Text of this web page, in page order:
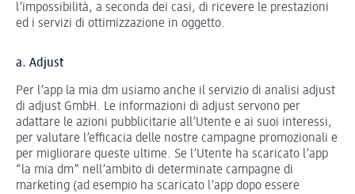
l’impossibilità, a seconda dei casi, di ricevere le prestazioni
ed i servizi di ottimizzazione in oggetto.
a. Adjust
Per l’app la mia dm usiamo anche il servizio di analisi adjust
di adjust GmbH. Le informazioni di adjust servono per
adattare le azioni pubblicitarie all’Utente e ai suoi interessi,
per valutare l’efficacia delle nostre campagne promozionali e
per migliorare queste ultime. Se l’Utente ha scaricato l’app
“la mia dm” nell’ambito di determinate campagne di
marketing (ad esempio ha scaricato l’app dopo essere